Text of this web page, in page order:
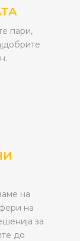
пари,
на
на
за
до